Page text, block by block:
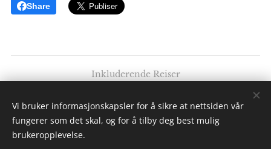
Share
Inkluderende Reiser
Alle rettigheter forbeholdt 2025
Informasjonskapsler
Vi bruker informasjonskapsler for å sikre at nettsiden vår
fungerer som det skal, og for å tilby deg best mulig
brukeropplevelse.